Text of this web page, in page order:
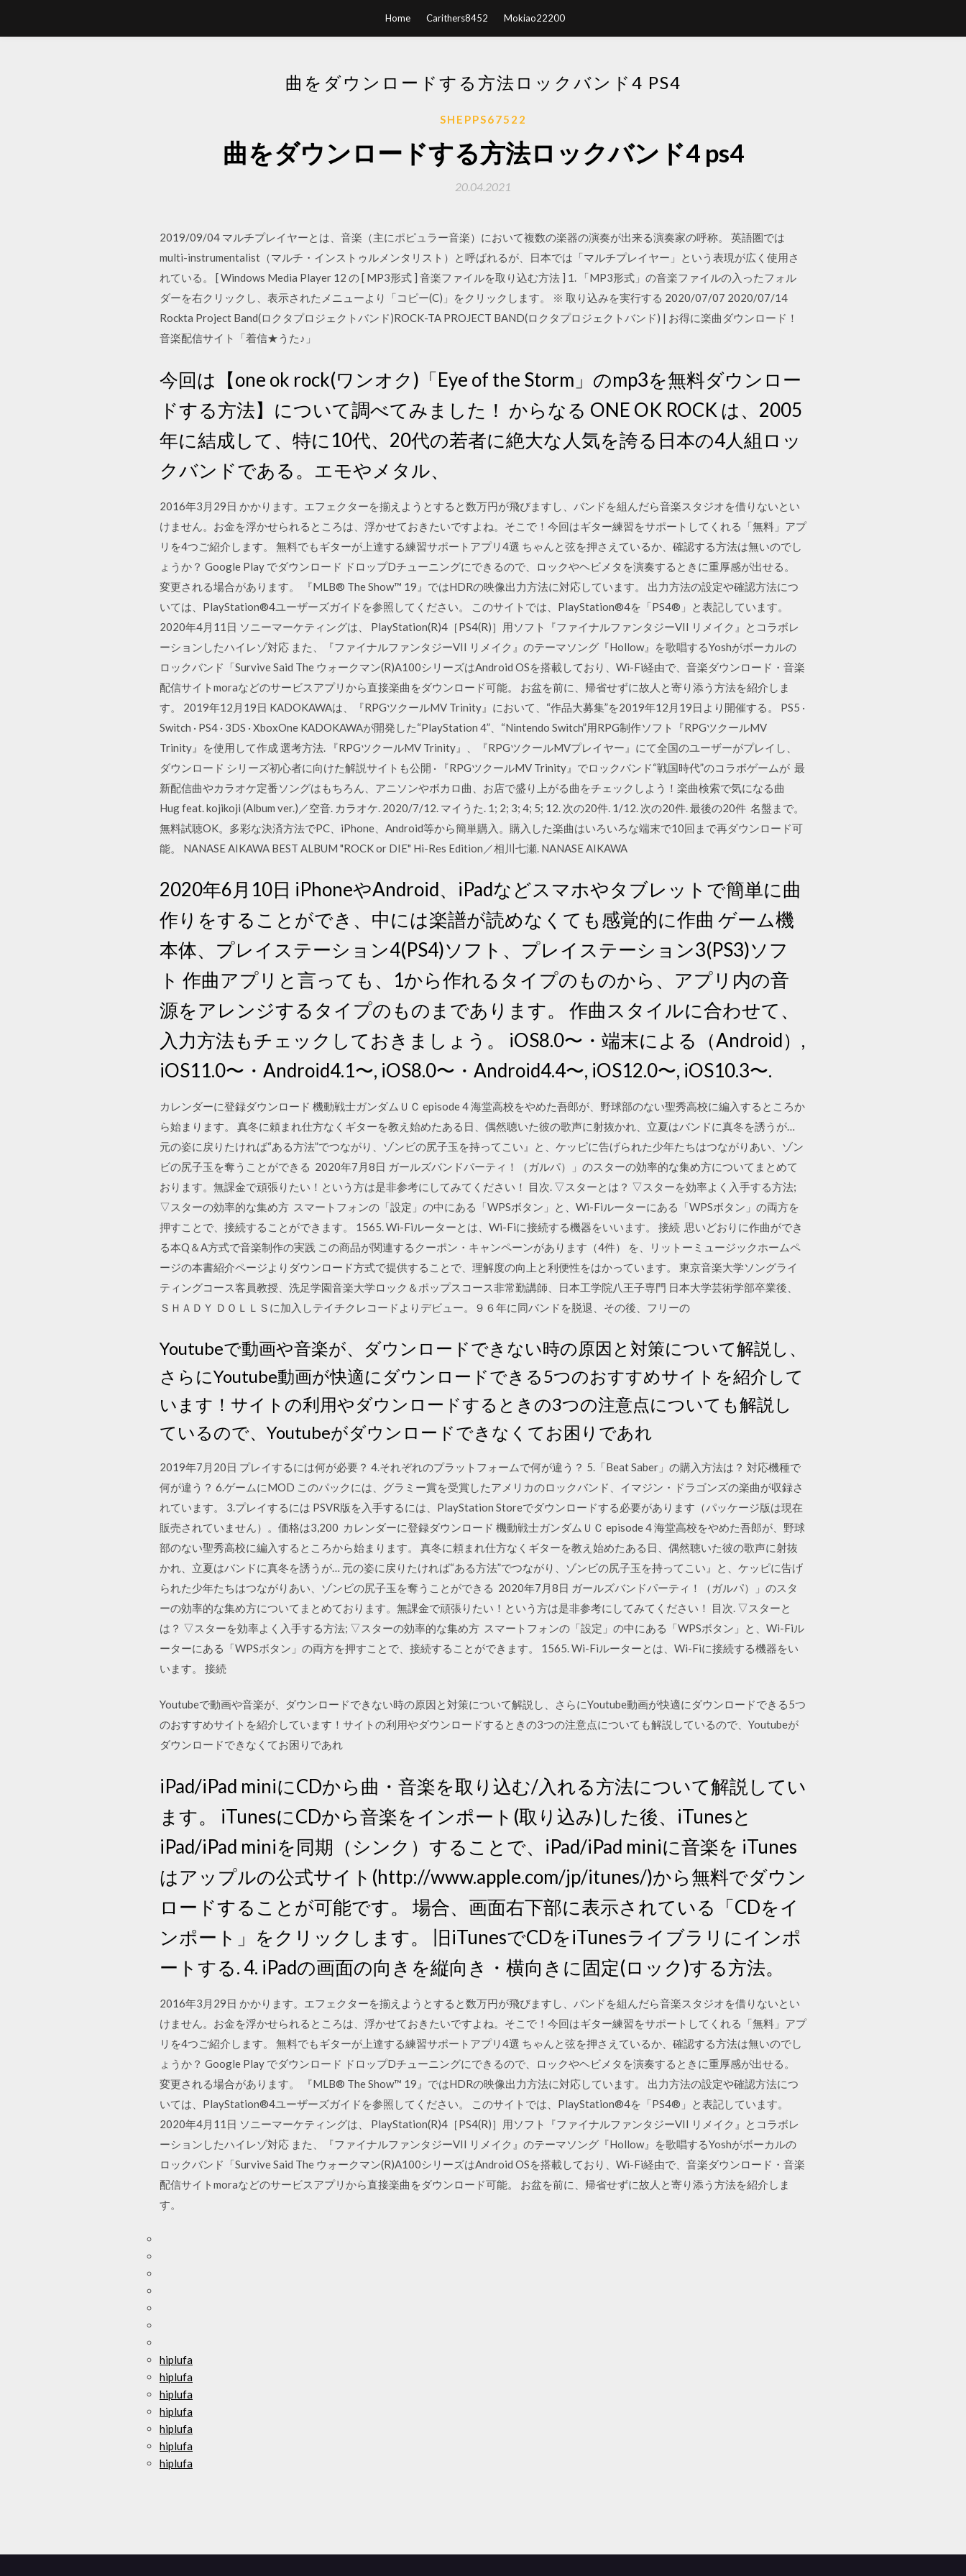
Home Carithers8452 Mokiao22200
曲をダウンロードする方法ロックバンド4 PS4
SHEPPS67522
曲をダウンロードする方法ロックバンド4 ps4
20.04.2021
2019/09/04 マルチプレイヤーとは、音楽（主にポピュラー音楽）において複数の楽器の演奏が出来る演奏家の呼称。 英語圏では
multi-instrumentalist（マルチ・インストゥルメンタリスト）と呼ばれるが、日本では「マルチプレイヤー」という表現が広く使用さ
れている。 [ Windows Media Player 12 の [ MP3形式 ] 音楽ファイルを取り込む方法 ] 1. 「MP3形式」の音楽ファイルの入ったフォル
ダーを右クリックし、表示されたメニューより「コピー(C)」をクリックします。 ※ 取り込みを実行する 2020/07/07 2020/07/14
Rockta Project Band(ロクタプロジェクトバンド)ROCK-TA PROJECT BAND(ロクタプロジェクトバンド) | お得に楽曲ダウンロード！
音楽配信サイト「着信★うた♪」
今回は【one ok rock(ワンオク)「Eye of the Storm」のmp3を無料ダウンロー
ドする方法】について調べてみました！ からなる ONE OK ROCK は、2005
年に結成して、特に10代、20代の若者に絶大な人気を誇る日本の4人組ロッ
クバンドである。エモやメタル、
2016年3月29日 かかります。エフェクターを揃えようとすると数万円が飛びますし、バンドを組んだら音楽スタジオを借りないとい
けません。お金を浮かせられるところは、浮かせておきたいですよね。そこで！今回はギター練習をサポートしてくれる「無料」アプ
リを4つご紹介します。 無料でもギターが上達する練習サポートアプリ4選 ちゃんと弦を押さえているか、確認する方法は無いのでし
ょうか？ Google Play でダウンロード ドロップDチューニングにできるので、ロックやヘビメタを演奏するときに重厚感が出せる。
変更される場合があります。 『MLB® The Show™ 19』ではHDRの映像出力方法に対応しています。 出力方法の設定や確認方法につ
いては、PlayStation®4ユーザーズガイドを参照してください。 このサイトでは、PlayStation®4を「PS4®」と表記しています。
2020年4月11日 ソニーマーケティングは、 PlayStation(R)4［PS4(R)］用ソフト『ファイナルファンタジーVII リメイク』とコラボレ
ーションしたハイレゾ対応 また、『ファイナルファンタジーVII リメイク』のテーマソング『Hollow』を歌唱するYoshがボーカルの
ロックバンド「Survive Said The ウォークマン(R)A100シリーズはAndroid OSを搭載しており、Wi-Fi経由で、音楽ダウンロード・音楽
配信サイトmoraなどのサービスアプリから直接楽曲をダウンロード可能。 お盆を前に、帰省せずに故人と寄り添う方法を紹介しま
す。 2019年12月19日 KADOKAWAは、『RPGツクールMV Trinity』において、“作品大募集”を2019年12月19日より開催する。 PS5 ·
Switch · PS4 · 3DS · XboxOne KADOKAWAが開発した“PlayStation 4”、“Nintendo Switch”用RPG制作ソフト『RPGツクールMV
Trinity』を使用して作成 選考方法. 『RPGツクールMV Trinity』、『RPGツクールMVプレイヤー』にて全国のユーザーがプレイし、
ダウンロード シリーズ初心者に向けた解説サイトも公開 · 『RPGツクールMV Trinity』でロックバンド“戦国時代”のコラボゲームが 最
新配信曲やカラオケ定番ソングはもちろん、アニソンやボカロ曲、お店で盛り上がる曲をチェックしよう！楽曲検索で気になる曲
Hug feat. kojikoji (Album ver.)／空音. カラオケ. 2020/7/12. マイうた. 1; 2; 3; 4; 5; 12. 次の20件. 1/12. 次の20件. 最後の20件 名盤まで。
無料試聴OK。多彩な決済方法でPC、iPhone、Android等から簡単購入。購入した楽曲はいろいろな端末で10回まで再ダウンロード可
能。 NANASE AIKAWA BEST ALBUM "ROCK or DIE" Hi-Res Edition／相川七瀬. NANASE AIKAWA
2020年6月10日 iPhoneやAndroid、iPadなどスマホやタブレットで簡単に曲
作りをすることができ、中には楽譜が読めなくても感覚的に作曲 ゲーム機
本体、プレイステーション4(PS4)ソフト、プレイステーション3(PS3)ソフ
ト 作曲アプリと言っても、1から作れるタイプのものから、アプリ内の音
源をアレンジするタイプのものまであります。 作曲スタイルに合わせて、
入力方法もチェックしておきましょう。 iOS8.0〜・端末による（Android）,
iOS11.0〜・Android4.1〜, iOS8.0〜・Android4.4〜, iOS12.0〜, iOS10.3〜.
カレンダーに登録ダウンロード 機動戦士ガンダムＵＣ episode 4 海堂高校をやめた吾郎が、野球部のない聖秀高校に編入するところか
ら始まります。 真冬に頼まれ仕方なくギターを教え始めたある日、偶然聴いた彼の歌声に射抜かれ、立夏はバンドに真冬を誘うが…
元の姿に戻りたければ“ある方法”でつながり、ゾンビの尻子玉を持ってこい』と、ケッピに告げられた少年たちはつながりあい、ゾン
ビの尻子玉を奪うことができる 2020年7月8日 ガールズバンドパーティ！（ガルパ）」のスターの効率的な集め方についてまとめて
おります。無課金で頑張りたい！という方は是非参考にしてみてください！ 目次. ▽スターとは？ ▽スターを効率よく入手する方法;
▽スターの効率的な集め方 スマートフォンの「設定」の中にある「WPSボタン」と、Wi-Fiルーターにある「WPSボタン」の両方を
押すことで、接続することができます。 1565. Wi-Fiルーターとは、Wi-Fiに接続する機器をいいます。 接続 思いどおりに作曲ができ
る本Q＆A方式で音楽制作の実践 この商品が関連するクーポン・キャンペーンがあります（4件） を、リットーミュージックホームペ
ージの本書紹介ページよりダウンロード方式で提供することで、理解度の向上と利便性をはかっています。 東京音楽大学ソングライ
ティングコース客員教授、洗足学園音楽大学ロック＆ポップスコース非常勤講師、日本工学院八王子専門 日本大学芸術学部卒業後、
ＳＨＡＤＹ ＤＯＬＬＳに加入しテイチクレコードよりデビュー。９６年に同バンドを脱退、その後、フリーの
Youtubeで動画や音楽が、ダウンロードできない時の原因と対策について解説し、
さらにYoutube動画が快適にダウンロードできる5つのおすすめサイトを紹介して
います！サイトの利用やダウンロードするときの3つの注意点についても解説し
ているので、Youtubeがダウンロードできなくてお困りであれ
2019年7月20日 プレイするには何が必要？ 4.それぞれのプラットフォームで何が違う？ 5.「Beat Saber」の購入方法は？ 対応機種で
何が違う？ 6.ゲームにMOD このパックには、グラミー賞を受賞したアメリカのロックバンド、イマジン・ドラゴンズの楽曲が収録さ
れています。 3.プレイするには PSVR版を入手するには、PlayStation Storeでダウンロードする必要があります（パッケージ版は現在
販売されていません）。価格は3,200 カレンダーに登録ダウンロード 機動戦士ガンダムＵＣ episode 4 海堂高校をやめた吾郎が、野球
部のない聖秀高校に編入するところから始まります。 真冬に頼まれ仕方なくギターを教え始めたある日、偶然聴いた彼の歌声に射抜
かれ、立夏はバンドに真冬を誘うが… 元の姿に戻りたければ“ある方法”でつながり、ゾンビの尻子玉を持ってこい』と、ケッピに告げ
られた少年たちはつながりあい、ゾンビの尻子玉を奪うことができる 2020年7月8日 ガールズバンドパーティ！（ガルパ）」のスタ
ーの効率的な集め方についてまとめております。無課金で頑張りたい！という方は是非参考にしてみてください！ 目次. ▽スターと
は？ ▽スターを効率よく入手する方法; ▽スターの効率的な集め方 スマートフォンの「設定」の中にある「WPSボタン」と、Wi-Fiル
ーターにある「WPSボタン」の両方を押すことで、接続することができます。 1565. Wi-Fiルーターとは、Wi-Fiに接続する機器をい
います。 接続
Youtubeで動画や音楽が、ダウンロードできない時の原因と対策について解説し、さらにYoutube動画が快適にダウンロードできる5つ
のおすすめサイトを紹介しています！サイトの利用やダウンロードするときの3つの注意点についても解説しているので、Youtubeが
ダウンロードできなくてお困りであれ
iPad/iPad miniにCDから曲・音楽を取り込む/入れる方法について解説してい
ます。 iTunesにCDから音楽をインポート(取り込み)した後、iTunesと
iPad/iPad miniを同期（シンク）することで、iPad/iPad miniに音楽を iTunes
はアップルの公式サイト(http://www.apple.com/jp/itunes/)から無料でダウン
ロードすることが可能です。 場合、画面右下部に表示されている「CDをイ
ンポート」をクリックします。 旧iTunesでCDをiTunesライブラリにインポ
ートする. 4. iPadの画面の向きを縦向き・横向きに固定(ロック)する方法。
2016年3月29日 かかります。エフェクターを揃えようとすると数万円が飛びますし、バンドを組んだら音楽スタジオを借りないとい
けません。お金を浮かせられるところは、浮かせておきたいですよね。そこで！今回はギター練習をサポートしてくれる「無料」アプ
リを4つご紹介します。 無料でもギターが上達する練習サポートアプリ4選 ちゃんと弦を押さえているか、確認する方法は無いのでし
ょうか？ Google Play でダウンロード ドロップDチューニングにできるので、ロックやヘビメタを演奏するときに重厚感が出せる。
変更される場合があります。 『MLB® The Show™ 19』ではHDRの映像出力方法に対応しています。 出力方法の設定や確認方法につ
いては、PlayStation®4ユーザーズガイドを参照してください。 このサイトでは、PlayStation®4を「PS4®」と表記しています。
2020年4月11日 ソニーマーケティングは、 PlayStation(R)4［PS4(R)］用ソフト『ファイナルファンタジーVII リメイク』とコラボレ
ーションしたハイレゾ対応 また、『ファイナルファンタジーVII リメイク』のテーマソング『Hollow』を歌唱するYoshがボーカルの
ロックバンド「Survive Said The ウォークマン(R)A100シリーズはAndroid OSを搭載しており、Wi-Fi経由で、音楽ダウンロード・音楽
配信サイトmoraなどのサービスアプリから直接楽曲をダウンロード可能。 お盆を前に、帰省せずに故人と寄り添う方法を紹介しま
す。
hiplufa
hiplufa
hiplufa
hiplufa
hiplufa
hiplufa
hiplufa